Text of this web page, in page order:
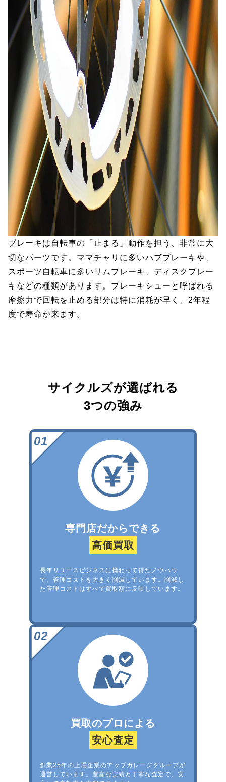
ブレーキは自転車の「止まる」動作を担う、非常に大
切なパーツです。ママチャリに多いハブブレーキや、
スポーツ自転車に多いリムブレーキ、ディスクブレー
キなどの種類があります。ブレーキシューと呼ばれる
摩擦力で回転を止める部分は特に消耗が早く、2年程
度で寿命が来ます。
サイクルズが選ばれる
3つの強み
専門店だからできる
高価買取
長年リユースビジネスに携わって得たノウハウ
で、管理コストを大きく削減しています。削減し
た管理コストはすべて買取額に反映しています。
買取のプロによる
安心査定
創業25年の上場企業のアップガレージグループが
運営しています。豊富な実績と丁寧な査定で、安